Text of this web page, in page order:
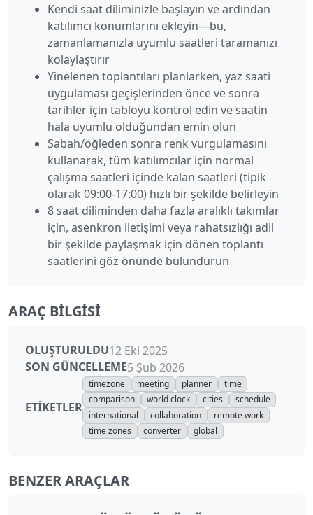
Kendi saat diliminizle başlayın ve ardından
katılımcı konumlarını ekleyin—bu,
zamanlamanızla uyumlu saatleri taramanızı
kolaylaştırır
Yinelenen toplantıları planlarken, yaz saati
uygulaması geçişlerinden önce ve sonra
tarihler için tabloyu kontrol edin ve saatin
hala uyumlu olduğundan emin olun
Sabah/öğleden sonra renk vurgulamasını
kullanarak, tüm katılımcılar için normal
çalışma saatleri içinde kalan saatleri (tipik
olarak 09:00-17:00) hızlı bir şekilde belirleyin
8 saat diliminden daha fazla aralıklı takımlar
için, asenkron iletişimi veya rahatsızlığı adil
bir şekilde paylaşmak için dönen toplantı
saatlerini göz önünde bulundurun
ARAÇ BILGISI
OLUŞTURULDU12 Eki 2025
SON GÜNCELLEME5 Şub 2026
ETIKETLER
timezone meeting planner
time
comparison
world clock cities
schedule
international
collaboration
remote work
time zones
converter global
BENZER ARAÇLAR